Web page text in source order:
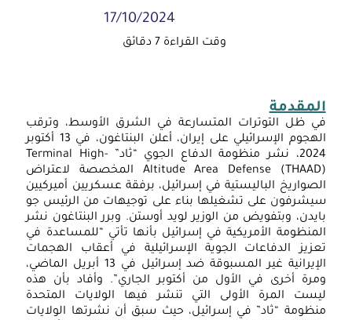
17/10/2024
ظل التوترات المتسارعة في الشرق الأوسط، وترقب
الهجوم الإسرائيلي على إيران، أعلن البنتاغون، في 13 أكتوبر
2024، نشر منظومة الدفاع الجوي “ثاد” Terminal High-
Altitude Area Defense (THAAD) المخصصة لاعتراض
الباليستية في إسرائيل، برفقة عسكريين أميركيين
على تشغيلها بناء على توجيهات من الرئيس جو
وبتفويض من الوزير لويد أوستن. وبرر البنتاغون نشر
الأمريكية في إسرائيل بأنها تأتي “للمساعدة في
الدفاعات الجوية الإسرائيلية في أعقاب الهجمات
الإيرانية غير المسبوقة ضد إسرائيل في 13 أبريل الماضي،
أخرى في الأول من أكتوبر الجاري”. وأفاد بأن هذه
المرة الأولى التي تنشر فيها الولايات المتحدة
“ثاد” في إسرائيل، حيث سبق أن نشرتها الولايات